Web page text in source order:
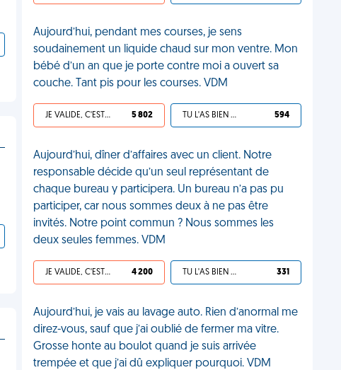
Aujourd’hui, pendant mes courses, je sens
soudainement un liquide chaud sur mon ventre. Mon
bébé d’un an que je porte contre moi a ouvert sa
couche. Tant pis pour les courses. VDM
JE VALIDE, C'EST UNE VDM 5 802 TU L'AS BIEN MÉRITÉ 594
Aujourd’hui, dîner d’affaires avec un client. Notre
responsable décide qu’un seul représentant de
chaque bureau y participera. Un bureau n’a pas pu
participer, car nous sommes deux à ne pas être
invités. Notre point commun ? Nous sommes les
deux seules femmes. VDM
JE VALIDE, C'EST UNE VDM 4 200 TU L'AS BIEN MÉRITÉ 331
Aujourd’hui, je vais au lavage auto. Rien d’anormal me
direz-vous, sauf que j’ai oublié de fermer ma vitre.
Grosse honte au boulot quand je suis arrivée
trempée et que j’ai dû expliquer pourquoi. VDM